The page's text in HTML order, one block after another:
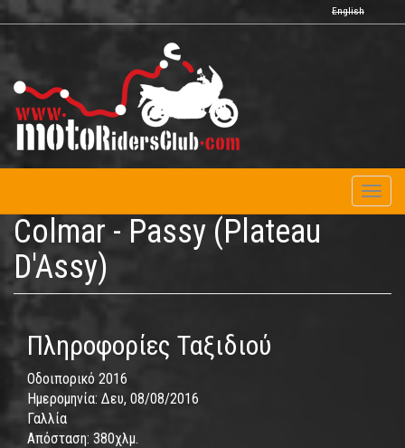
Παράκαμψη
προς
περιεχόμενο
English
Colmar - Passy (Plateau
D'Assy)
Πληροφορίες Ταξιδιού
Οδοιπορικό 2016
Ημερομηνία: Δευ, 08/08/2016
Γαλλία
Απόσταση: 380χλμ.